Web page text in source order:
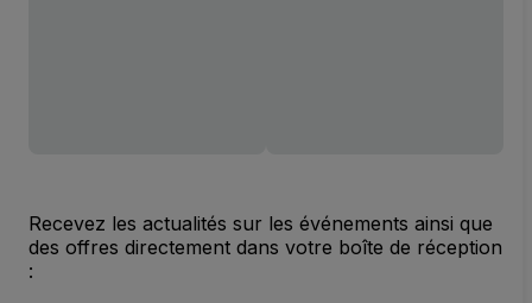
Recevez les actualités sur les événements ainsi que
des offres directement dans votre boîte de réception
: